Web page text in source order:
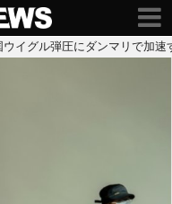
イグル弾圧にダンマリで加速